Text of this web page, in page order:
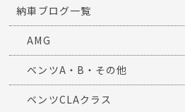
納車ブログ一覧
AMG
ベンツA・B・その他
ベンツCLAクラス